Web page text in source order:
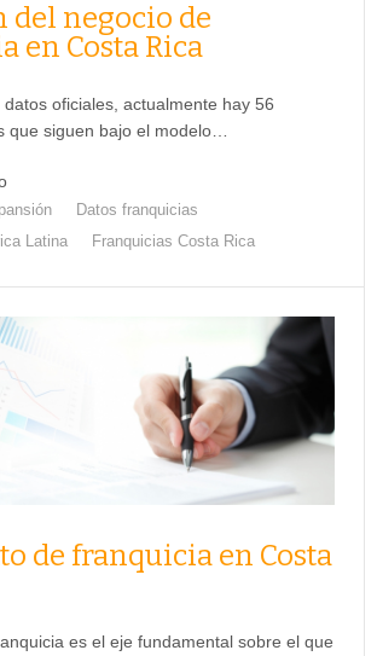
del negocio de
en Costa Rica
oficiales, actualmente hay 56
que siguen bajo el modelo…
Datos franquicias
Latina
Franquicias Costa Rica
de franquicia en Costa
es el eje fundamental sobre el que